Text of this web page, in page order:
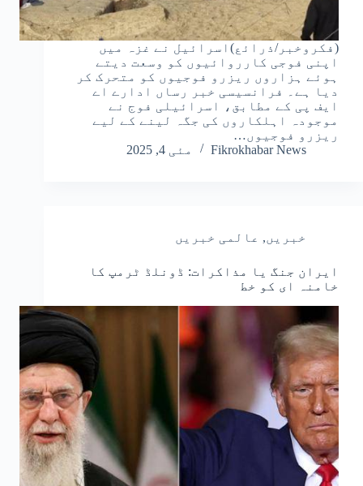
(فکروخبر/ذرائع)اسرائیل نے غزہ میں
اپنی فوجی کارروائیوں کو وسعت دیتے
ہوئے ہزاروں ریزرو فوجیوں کو متحرک کر
دیا ہے۔ فرانسیسی خبر رساں ادارے اے
ایف پی کے مطابق، اسرائیلی فوج نے
موجودہ اہلکاروں کی جگہ لینے کے لیے
ریزرو فوجیوں…
Fikrokhabar News
مئی 4, 2025
خبریں, عالمی خبریں
ایران جنگ یا مذاکرات: ڈونلڈ ٹرمپ کا
خامنہ ای کو خط